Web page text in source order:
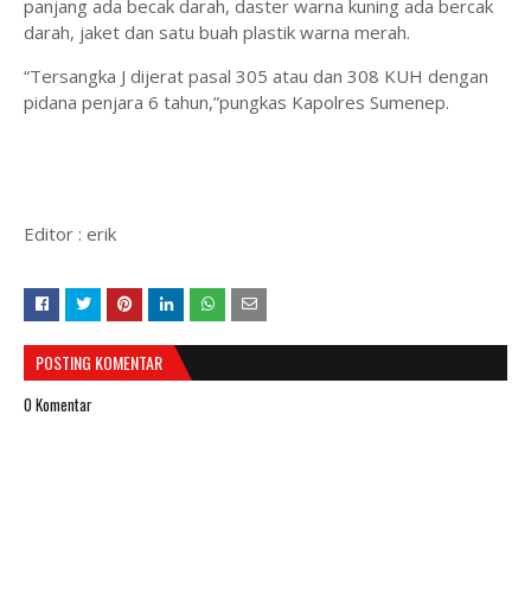
panjang ada becak darah, daster warna kuning ada bercak
darah, jaket dan satu buah plastik warna merah.
“Tersangka J dijerat pasal 305 atau dan 308 KUH dengan
pidana penjara 6 tahun,”pungkas Kapolres Sumenep.
Editor : erik
POSTING KOMENTAR
0 Komentar